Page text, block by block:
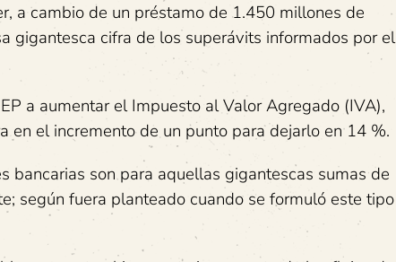
a cambio de un préstamo de 1.450 millones de
gigantesca cifra de los superávits informados por el
a aumentar el Impuesto al Valor Agregado (IVA),
en el incremento de un punto para dejarlo en 14 %.
bancarias son para aquellas gigantescas sumas de
según fuera planteado cuando se formuló este tipo